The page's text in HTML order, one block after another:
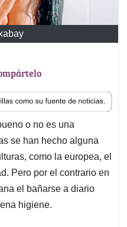
o no es una
se han hecho alguna
como la europea, el
Pero por el contrario en
el bañarse a diario
higiene.